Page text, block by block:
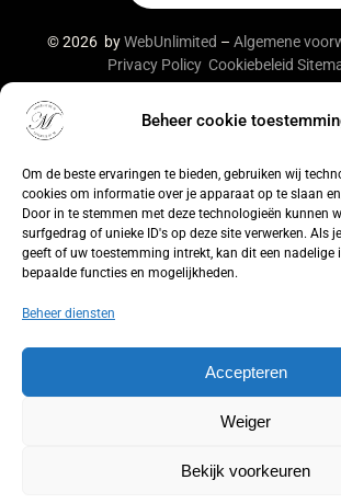
Beheer cookie
Om de beste ervaringen te bieden, gebruiken wij
cookies om informatie over je apparaat op te slaan
Door in te stemmen met deze technologieën kunnen
surfgedrag of unieke ID's op deze site verwerken. Als
geeft of uw toestemming intrekt, kan dit een nadelige
bepaalde functies en mogelijkheden.
Beheer diensten
Accepteren
Weiger
Bekijk voorkeuren
© 2026 byWebUnlimited – Algemene
Privacy Policy Cookiebeleid
De waardering van lingeriebym.nl/ bij